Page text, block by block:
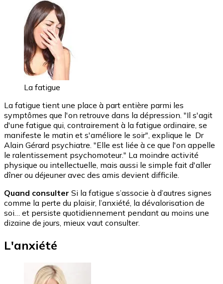
La fatigue
La fatigue tient une place à part entière parmi les
symptômes que l'on retrouve dans la dépression. "Il s'agit
d'une fatigue qui, contrairement à la fatigue ordinaire, se
manifeste le matin et s'améliore le soir", explique le Dr
Alain Gérard psychiatre. "Elle est liée à ce que l'on appelle
le ralentissement psychomoteur." La moindre activité
physique ou intellectuelle, mais aussi le simple fait d'aller
dîner ou déjeuner avec des amis devient difficile.
Quand consulter Si la fatigue s’associe à d’autres signes
comme la perte du plaisir, l’anxiété, la dévalorisation de
soi… et persiste quotidiennement pendant au moins une
dizaine de jours, mieux vaut consulter.
L'anxiété